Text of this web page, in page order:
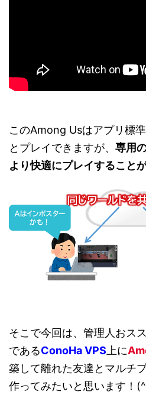
このAmong Usはアプリ標
とプレイできますが、 専用
より快適にプレイすること
そこで今回は、管理人おス
であるConoHa VPS 上に
築して離れた友達とマルチ
作ってみたいと思います！